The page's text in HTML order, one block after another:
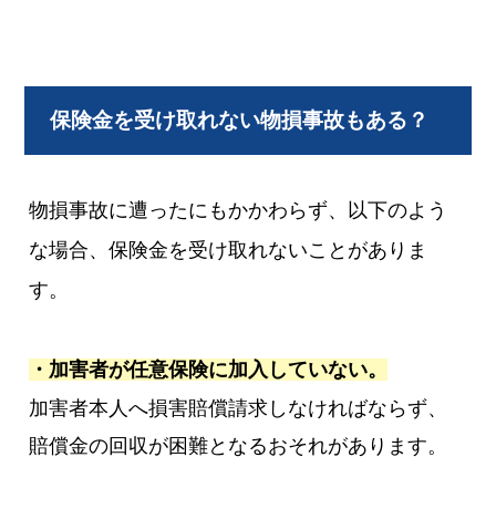
保険金を受け取れない物損事故もある？
物損事故に遭ったにもかかわらず、以下のよう
な場合、保険金を受け取れないことがありま
す。
・加害者が任意保険に加入していない。
加害者本人へ損害賠償請求しなければならず、
賠償金の回収が困難となるおそれがあります。